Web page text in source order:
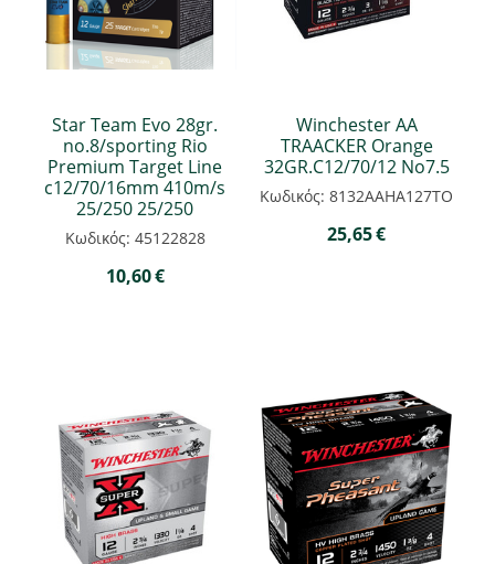
Star Team Evo 28gr.
no.8/sporting Rio
Premium Target Line
c12/70/16mm 410m/s
25/250 25/250
Κωδικός: 45122828
10,60€
Winchester ΑΑ
TRAACKER Orange
32GR.C12/70/12 Νο7.5
Κωδικός: 8132ΑΑΗΑ127ΤΟ
25,65€